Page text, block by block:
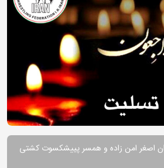
اصغر امن زاده و همسر پییشکسوت کشتی